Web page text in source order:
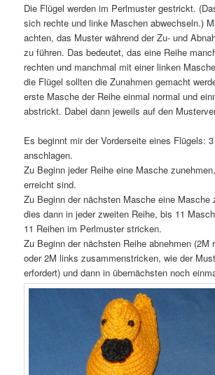
Die Flügel werden im Perlmuster gestrickt.
sich rechte und linke Maschen abwechseln.)
achten, das Muster während der Zu- und
zu führen. Das bedeutet, das eine Reihe
rechten und manchmal mit einer linken
die Flügel sollten die Zunahmen gemacht
erste Masche der Reihe einmal normal und
abstrickt. Dabei dann jeweils auf den
Es beginnt mir der Vorderseite eines Flügels:
anschlagen.
Zu Beginn jeder Reihe eine Masche
erreicht sind.
Zu Beginn der nächsten Masche eine Masche
dies dann in jeder zweiten Reihe, bis 11
11 Reihen im Perlmuster stricken.
Zu Beginn der nächsten Reihe abnehmen (2M
oder 2M links zusammenstricken, wie der
erfordert) und dann in übernächsten noch